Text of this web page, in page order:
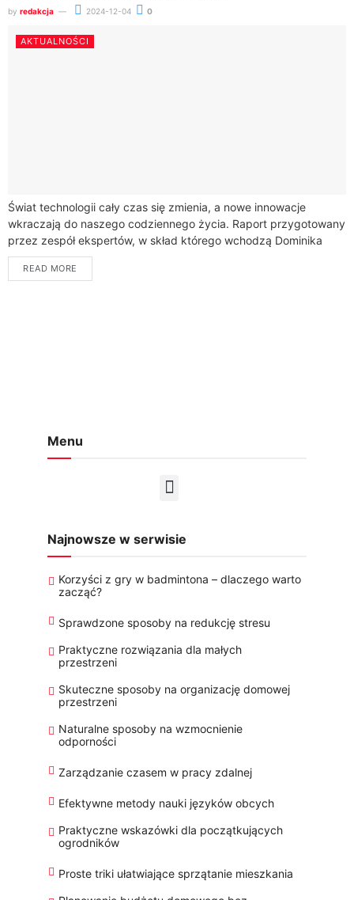
by redakcja 2024-12-04 0
AKTUALNOŚCI
Świat technologii cały czas się zmienia, a nowe innowacje
wkraczają do naszego codziennego życia. Raport przygotowany
przez zespół ekspertów, w skład którego wchodzą Dominika
Bagińska-Chyłek, Patrycja Didyk, Justyna Duszyńska, Joanna...
READ MORE
Menu
Najnowsze w serwisie
Korzyści z gry w badmintona – dlaczego warto
zacząć?
Sprawdzone sposoby na redukcję stresu
Praktyczne rozwiązania dla małych
przestrzeni
Skuteczne sposoby na organizację domowej
przestrzeni
Naturalne sposoby na wzmocnienie
odporności
Zarządzanie czasem w pracy zdalnej
Efektywne metody nauki języków obcych
Praktyczne wskazówki dla początkujących
ogrodników
Proste triki ułatwiające sprzątanie mieszkania